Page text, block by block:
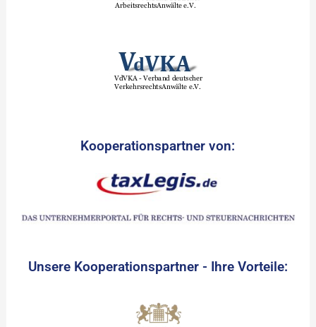
Kooperationspartner von:
Unsere Kooperationspartner - Ihre Vorteile: